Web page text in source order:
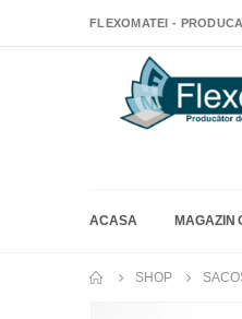
FLEXOMATEI -
ACASA MAGAZIN
SHOP